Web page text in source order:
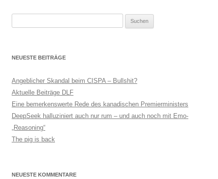
NEUESTE BEITRÄGE
Angeblicher Skandal beim CISPA – Bullshit?
Aktuelle Beiträge DLF
Eine bemerkenswerte Rede des kanadischen Premierministers
DeepSeek halluziniert auch nur rum – und auch noch mit Emo-
„Reasoning“
The pig is back
NEUESTE KOMMENTARE